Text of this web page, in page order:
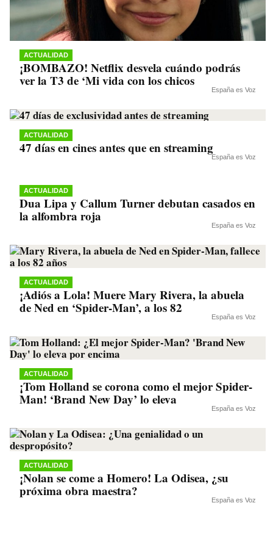
ACTUALIDAD
¡BOMBAZO! Netflix desvela cuándo podrás
ver la T3 de ‘Mi vida con los chicos
España es Voz
ACTUALIDAD
47 días en cines antes que en streaming
España es Voz
ACTUALIDAD
Dua Lipa y Callum Turner debutan casados en
la alfombra roja
España es Voz
ACTUALIDAD
¡Adiós a Lola! Muere Mary Rivera, la abuela
de Ned en ‘Spider-Man’, a los 82
España es Voz
ACTUALIDAD
¡Tom Holland se corona como el mejor Spider-
Man! ‘Brand New Day’ lo eleva
España es Voz
ACTUALIDAD
¡Nolan se come a Homero! La Odisea, ¿su
próxima obra maestra?
España es Voz